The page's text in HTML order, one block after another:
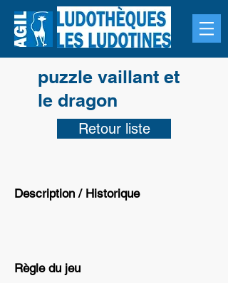
puzzle vaillant et
le dragon
Retour liste
Description / Historique
Règle du jeu